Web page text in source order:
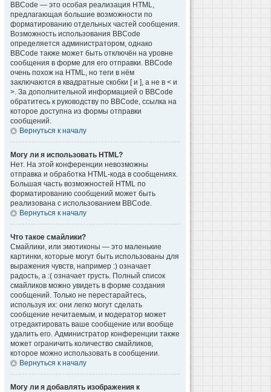
BBCode — это особая реализация HTML,
предлагающая большие возможности по
форматированию отдельных частей сообщения.
Возможность использования BBCode
определяется администратором, однако
BBCode также может быть отключён на уровне
сообщения в форме для его отправки. BBCode
очень похож на HTML, но теги в нём
заключаются в квадратные скобки [ и ], а не в < и
>. За дополнительной информацией о BBCode
обратитесь к руководству по BBCode, ссылка на
которое доступна из формы отправки
сообщений.
Вернуться к началу
Могу ли я использовать HTML?
Нет. На этой конференции невозможны
отправка и обработка HTML-кода в сообщениях.
Большая часть возможностей HTML по
форматированию сообщений может быть
реализована с использованием BBCode.
Вернуться к началу
Что такое смайлики?
Смайлики, или эмотиконы — это маленькие
картинки, которые могут быть использованы для
выражения чувств, например :) означает
радость, а :( означает грусть. Полный список
смайликов можно увидеть в форме создания
сообщений. Только не перестарайтесь,
используя их: они легко могут сделать
сообщение нечитаемым, и модератор может
отредактировать ваше сообщение или вообще
удалить его. Администратор конференции также
может ограничить количество смайликов,
которое можно использовать в сообщении.
Вернуться к началу
Могу ли я добавлять изображения к